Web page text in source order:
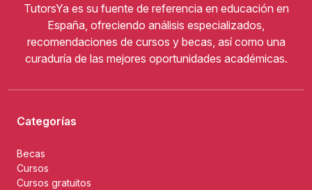
TutorsYa es su fuente de referencia en educación en
España, ofreciendo análisis especializados,
recomendaciones de cursos y becas, así como una
curaduría de las mejores oportunidades académicas.
Categorías
Becas
Cursos
Cursos gratuitos